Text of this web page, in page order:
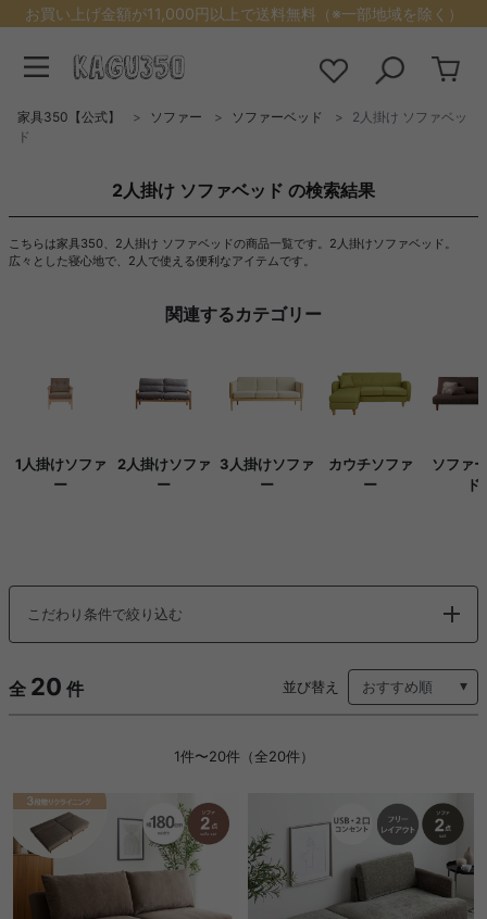
お買い上げ金額が11,000円以上で送料無料（※一部地域を除く）
家具350【公式】 ソファー ソファーベッド
2人掛け ソファベッ
ド
2人掛け ソファベッド の検索結果
こちらは家具350、2人掛け ソファベッドの商品一覧です。2人掛けソファベッド。
広々とした寝心地で、2人で使える便利なアイテムです。
関連するカテゴリー
1人掛けソファ
ー
2人掛けソファ
ー
3人掛けソファ
ー
カウチソファ
ー
ソファ
ド
こだわり条件で絞り込む
全 20 件 並び替え
1件〜20件（全20件）